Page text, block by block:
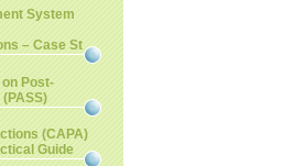
System
– Case St
Post-
(CAPA)
Guide